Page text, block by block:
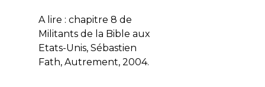
A lire : chapitre 8 de
Militants de la Bible aux
Etats-Unis, Sébastien
Fath, Autrement, 2004.